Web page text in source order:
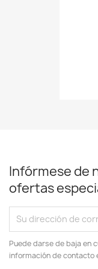
Infórmese de
ofertas
Puede darse de baja en
información de contacto